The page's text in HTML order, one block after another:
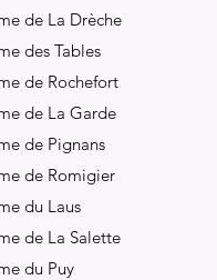
de La Drèche
des Tables
de Rochefort
de La Garde
de Pignans
de Romigier
du Laus
de La Salette
du Puy